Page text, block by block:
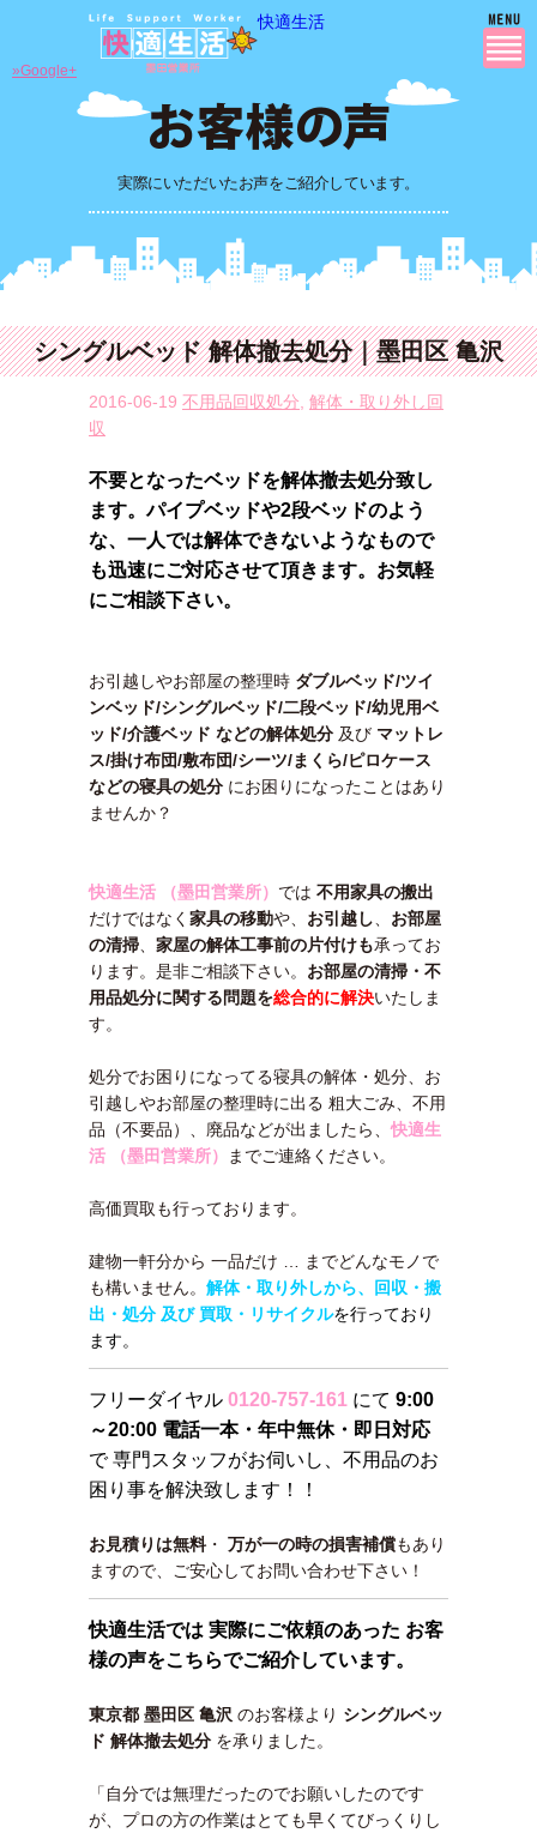
快適生活
実際にいただいたお声をご紹介しています。
»Google+
シングルベッド 解体撤去処分｜墨田区 亀沢
2016-06-19 不用品回収処分 解体・取り外し回
収
不要となったベッドを解体撤去処分致し
ます。パイプベッドや2段ベッドのよう
な、一人では解体できないようなもので
も迅速にご対応させて頂きます。お気軽
にご相談下さい。
お引越しやお部屋の整理時 ダブルベッド/ツイ
ンベッド/シングルベッド/二段ベッド/幼児用ベ
ッド/介護ベッド などの解体処分 及び マットレ
ス/掛け布団/敷布団/シーツ/まくら/ピロケース
などの寝具の処分 にお困りになったことはあり
ませんか？
快適生活 （墨田営業所） では 不用家具の搬出
だけではなく 家具の移動や、 お引越し
お部屋
の清掃
家屋の解体工事前の片付けも承ってお
ります。是非ご相談下さい。 お部屋の清掃・不
用品処分に関する問題を総合的に解決いたしま
す。
処分でお困りになってる寝具の解体・処分、お
引越しやお部屋の整理時に出る 粗大ごみ、不用
品（不要品）、廃品などが出ましたら、快適生
活 （墨田営業所）
までご連絡ください。
高価買取も行っております。
建物一軒分から 一品だけ … までどんなモノで
も構いません。 解体・取り外しから、回収・搬
出・処分 及び 買取・リサイクルを行っており
ます。
フリーダイヤル 0120-757-161 にて 9:00
～20:00 電話一本・年中無休・即日対応
で 専門スタッフがお伺いし、不用品のお
困り事を解決致します！！
お見積りは無料・ 万が一の時の損害補償もあり
ますので、ご安心してお問い合わせ下さい！
快適生活では 実際にご依頼のあった お客
様の声をこちらでご紹介しています。
東京都 墨田区 亀沢 のお客様より シングルベッ
ド 解体撤去処分 を承りました。
「自分では無理だったのでお願いしたのです
が、プロの方の作業はとても早くてびっくりし